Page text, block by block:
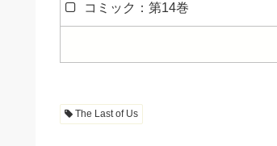
コミック：第14巻
The Last of Us